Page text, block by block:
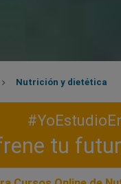
Nutrición y dietética
tu